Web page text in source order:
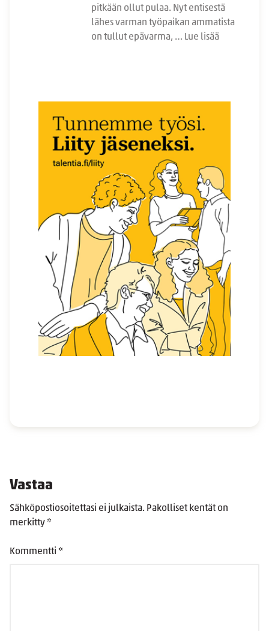
pitkään ollut pulaa. Nyt entisestä
lähes varman työpaikan ammatista
on tullut epävarma, … Lue lisää
Vastaa
Sähköpostiosoitettasi ei julkaista. Pakolliset kentät on
merkitty *
Kommentti *